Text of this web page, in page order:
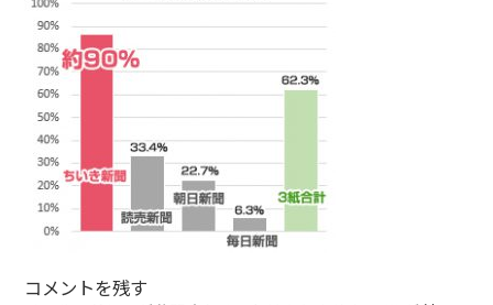
コメントを残す